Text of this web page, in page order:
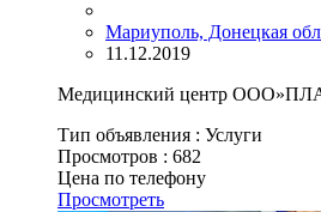
Мариуполь, Донецкая
11.12.2019
Медицинский центр
Тип объявления : Услуги
Просмотров : 682
Цена по телефону
Просмотреть